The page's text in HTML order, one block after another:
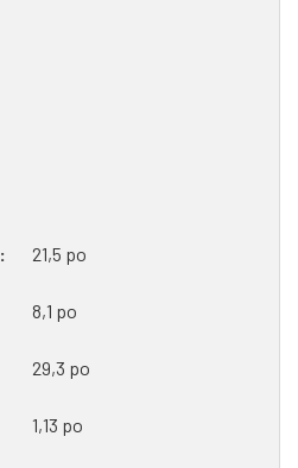
21,5 po
8,1 po
29,3 po
1,13 po